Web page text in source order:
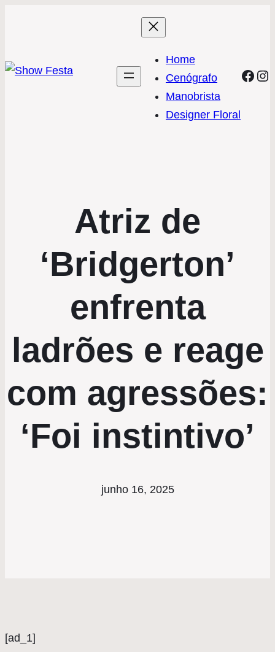
Home
Cenógrafo
Manobrista
Designer Floral
Atriz de
‘Bridgerton’
enfrenta
ladrões e reage
com agressões:
‘Foi instintivo’
junho 16, 2025
[ad_1]